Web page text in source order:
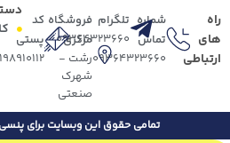
راه
های
ارتباطی
شماره
تماس
09364323660
تلگرام
09364323660
فروشگاه
مرکزی
رشت -
شهرک
صنعتی
کد
پستی
تمامی حقوق این وبسایت برای